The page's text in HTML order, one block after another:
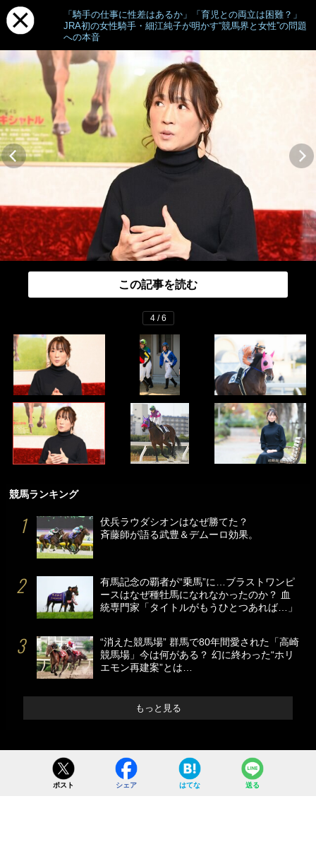
「騎手の仕事に性差はあるか」「育児との両立は困難？」
JRA初の女性騎手・細江純子が明かす“競馬界と女性”の問題
への本音
この記事を読む
4 / 6
競馬ランキング
伏兵ラウダシオンはなぜ勝てた？
斉藤師が語る武豊＆デムーロ効果。
有馬記念の覇者が“乗馬”に…ブラストワンピ
ースはなぜ種牡馬になれなかったのか？ 血
統専門家「タイトルがもうひとつあれば…」
“消えた競馬場” 群馬で80年間愛された「高崎
競馬場」今は何がある？ 幻に終わった“ホリ
エモン再建案”とは…
もっと見る
ポスト シェア はてな 送る